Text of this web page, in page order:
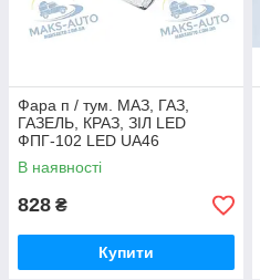
Фара п / тум. МАЗ, ГАЗ,
ГАЗЕЛЬ, КРАЗ, ЗІЛ LED
ФПГ-102 LED UA46
В наявності
828 ₴
Купити